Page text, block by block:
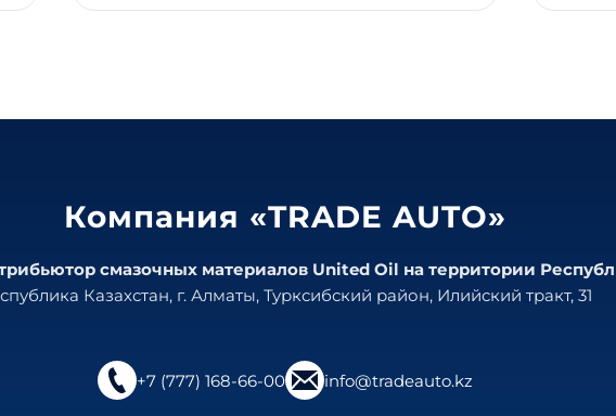
Компания «TRADE AUTO»
смазочных материалов United Oil на территории
Казахстан, г. Алматы, Турксибский район, Илийский тракт, 31
+7 (777) 168-66-00 info@tradeauto.kz